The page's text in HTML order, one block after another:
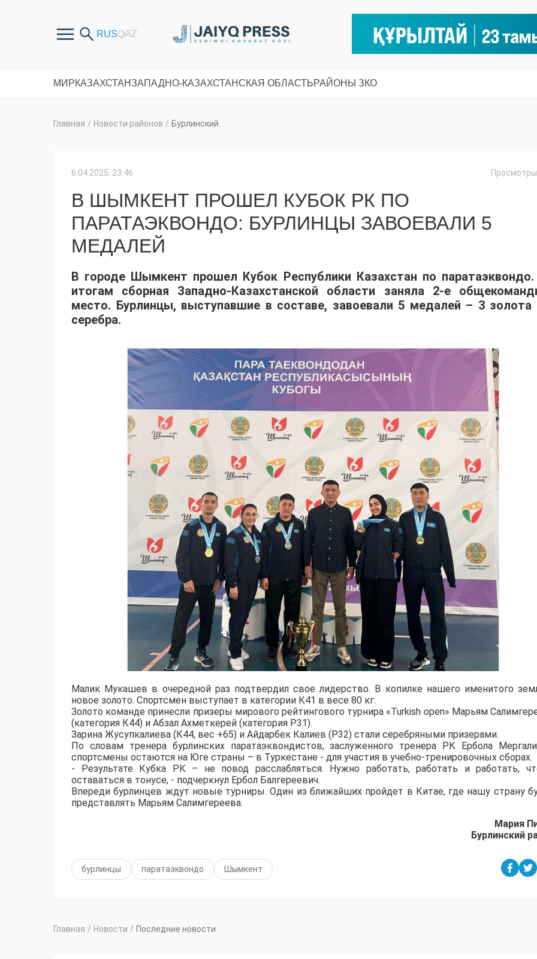
МИРКАЗАХСТАНЗАПАДНО-КАЗАХСТАНСКАЯ ОБЛАСТЬРАЙОНЫ ЗКО
Главная / Новости районов / Бурлинский
6.04.2025, 23:46
В ШЫМКЕНТ ПРОШЕЛ КУБОК РК ПО
ПАРАТАЭКВОНДО: БУРЛИНЦЫ ЗАВОЕВАЛИ 5
МЕДАЛЕЙ
В городе Шымкент прошел Кубок Республики Казахстан по
итогам сборная Западно-Казахстанской области заняла 2-е
место. Бурлинцы, выступавшие в составе, завоевали 5 медалей – 3 золота
серебра.
Малик Мукашев в очередной раз подтвердил свое лидерство. В копилке нашего именитого
новое золото. Спортсмен выступает в категории К41 в весе 80 кг.
Золото команде принесли призеры мирового рейтингового турнира «Turkish open» Марьям
(категория К44) и Абзал Ахметкерей (категория Р31).
Зарина Жусупкалиева (К44, вес +65) и Айдарбек Калиев (Р32) стали серебряными призерами.
По словам тренера бурлинских паратаэквондистов, заслуженного тренера РК Ербола
спортсмены остаются на Юге страны – в Туркестане - для участия в учебно-тренировочных сборах.
- Результате Кубка РК – не повод расслабляться. Нужно работать, работать и работать,
оставаться в тонусе, - подчеркнул Ербол Балгереевич.
Впереди бурлинцев ждут новые турниры. Один из ближайших пройдет в Китае, где нашу страну
представлять Марьям Салимгереева.
Мария
Бурлинский
бурлинцы паратаэквондо Шымкент
Главная / Новости / Последние новости